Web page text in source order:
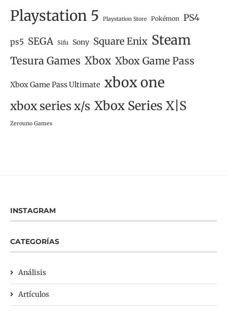
Playstation 5 Playstation Store Pokémon PS4
ps5 SEGA Sifu Sony Square Enix Steam
Tesura Games Xbox Xbox Game Pass
Xbox Game Pass Ultimate xbox one
xbox series x/s Xbox Series X|S
Zerouno Games
INSTAGRAM
CATEGORÍAS
Análisis
Artículos